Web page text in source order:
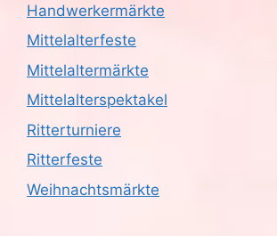
Handwerkermärkte
Mittelalterfeste
Mittelaltermärkte
Mittelalterspektakel
Ritterturniere
Ritterfeste
Weihnachtsmärkte